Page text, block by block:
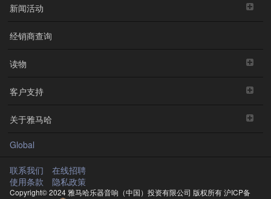
新闻活动
经销商查询
读物
客户支持
关于雅马哈
Global
联系我们
在线招聘
使用条款
隐私政策
Copyright© 2024 雅马哈乐器音响（中国）投资有限公司 版权所有沪ICP备